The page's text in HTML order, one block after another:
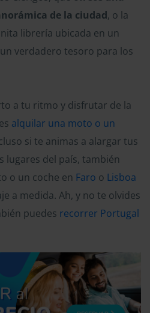
de la ciudad, o la
librería ubicada en un
verdadero tesoro para los
a tu ritmo y disfrutar de la
alquilar una moto o un
si te animas a alargar tus
lugares del país, también
o un coche en Faro o Lisboa
a medida. Ah, y no te olvides
puedes recorrer Portugal